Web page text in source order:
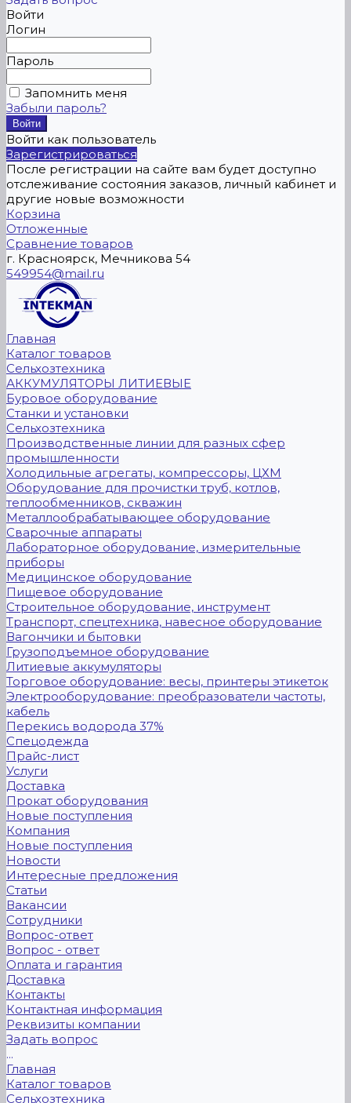
Войти
Логин
Пароль
Запомнить меня
Забыли пароль?
Войти как пользователь
Зарегистрироваться
После регистрации на сайте вам будет доступно
отслеживание состояния заказов, личный кабинет и
другие новые возможности
Корзина
Отложенные
Сравнение товаров
г. Красноярск, Мечникова 54
549954@mail.ru
Главная
Каталог товаров
Сельхозтехника
АККУМУЛЯТОРЫ ЛИТИЕВЫЕ
Буровое оборудование
Станки и установки
Сельхозтехника
Производственные линии для разных сфер
промышленности
Холодильные агрегаты, компрессоры, ЦХМ
Оборудование для прочистки труб, котлов,
теплообменников, скважин
Металлообрабатывающее оборудование
Сварочные аппараты
Лабораторное оборудование, измерительные
приборы
Медицинское оборудование
Пищевое оборудование
Строительное оборудование, инструмент
Транспорт, спецтехника, навесное оборудование
Вагончики и бытовки
Грузоподъемное оборудование
Литиевые аккумуляторы
Торговое оборудование: весы, принтеры этикеток
Электрооборудование: преобразователи частоты,
кабель
Перекись водорода 37%
Спецодежда
Прайс-лист
Услуги
Доставка
Прокат оборудования
Новые поступления
Компания
Новые поступления
Новости
Интересные предложения
Статьи
Вакансии
Сотрудники
Вопрос-ответ
Вопрос - ответ
Оплата и гарантия
Доставка
Контакты
Контактная информация
Реквизиты компании
Задать вопрос
...
Главная
Каталог товаров
Сельхозтехника